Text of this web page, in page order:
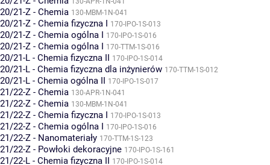
20/21-Z - Chemia 130-MBM-1N-041
20/21-Z - Chemia fizyczna I 170-IPO-1S-013
20/21-Z - Chemia ogólna I 170-IPO-1S-016
20/21-Z - Chemia ogólna I 170-TTM-1S-016
20/21-L - Chemia fizyczna II 170-IPO-1S-014
20/21-L - Chemia fizyczna dla inżynierów 170-TTM-1S-012
20/21-L - Chemia ogólna II 170-IPO-1S-017
21/22-Z - Chemia 130-APR-1N-041
21/22-Z - Chemia 130-MBM-1N-041
21/22-Z - Chemia fizyczna I 170-IPO-1S-013
21/22-Z - Chemia ogólna I 170-IPO-1S-016
21/22-Z - Nanomateriały 170-TTM-1S-123
21/22-Z - Powłoki dekoracyjne 170-IPO-1S-161
21/22-L - Chemia fizyczna II 170-IPO-1S-014